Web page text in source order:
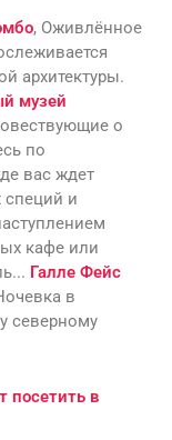
, Оживлённое
архитектуры.
музей
о
по
вас ждет
специй и
кафе или
Галле Фейс
в
северному
посетить в